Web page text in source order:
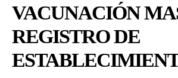
VACUNACIÓN
REGISTRO DE